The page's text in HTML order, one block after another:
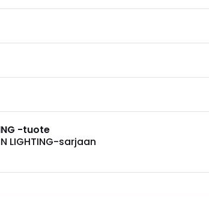
-tuote
LIGHTING-sarjaan